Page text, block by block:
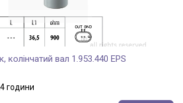
колінчатий вал 1.953.440 EPS
години